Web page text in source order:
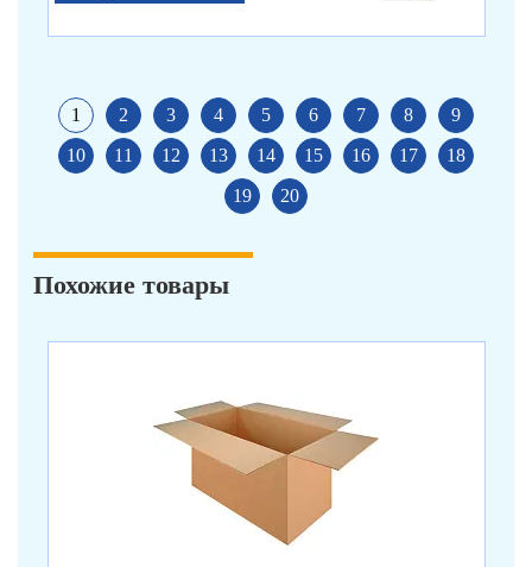
1 2 3 4 5 6 7 8
9
10
11 12 13 14 15 16 17
18
19
20
Похожие товары